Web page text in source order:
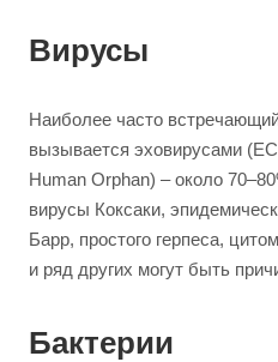
Вирусы
Наиболее часто
вызывается эховирусами
Human Orphan) – около
вирусы Коксаки,
Барр, простого герпеса,
и ряд других могут быть
Бактерии